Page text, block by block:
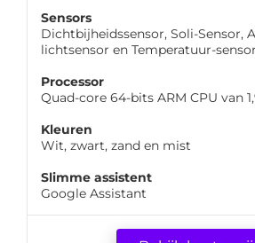
Sensors
Dichtbijheidssensor, Soli-Sensor,
lichtsensor en Temperatuur-sensor
Processor
Quad-core 64-bits ARM CPU van
Kleuren
Wit, zwart, zand en mist
Slimme assistent
Google Assistant